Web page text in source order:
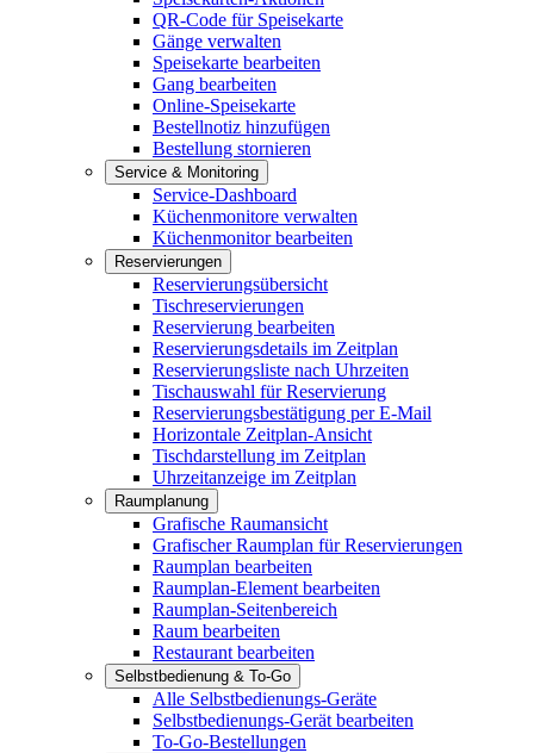
QR-Code für Speisekarte
Gänge verwalten
Speisekarte bearbeiten
Gang bearbeiten
Online-Speisekarte
Bestellnotiz hinzufügen
Bestellung stornieren
Service & Monitoring
Service-Dashboard
Küchenmonitore verwalten
Küchenmonitor bearbeiten
Reservierungen
Reservierungsübersicht
Tischreservierungen
Reservierung bearbeiten
Reservierungsdetails im Zeitplan
Reservierungsliste nach Uhrzeiten
Tischauswahl für Reservierung
Reservierungsbestätigung per E-Mail
Horizontale Zeitplan-Ansicht
Tischdarstellung im Zeitplan
Uhrzeitanzeige im Zeitplan
Raumplanung
Grafische Raumansicht
Grafischer Raumplan für Reservierungen
Raumplan bearbeiten
Raumplan-Element bearbeiten
Raumplan-Seitenbereich
Raum bearbeiten
Restaurant bearbeiten
Selbstbedienung & To-Go
Alle Selbstbedienungs-Geräte
Selbstbedienungs-Gerät bearbeiten
To-Go-Bestellungen